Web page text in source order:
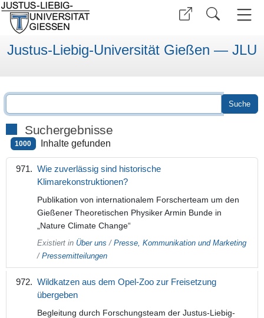
Justus-Liebig-Universität Gießen — JLU
Suchergebnisse
1000 Inhalte gefunden
Wie zuverlässig sind historische
Klimarekonstruktionen?
Publikation von internationalem Forscherteam um den
Gießener Theoretischen Physiker Armin Bunde in
„Nature Climate Change“
Existiert in Über uns / Presse, Kommunikation und Marketing
/ Pressemitteilungen
Wildkatzen aus dem Opel-Zoo zur Freisetzung
übergeben
Begleitung durch Forschungsteam der Justus-Liebig-